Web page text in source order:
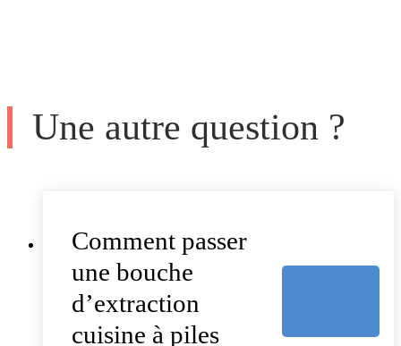
Une autre question ?
Comment passer
une bouche
d’extraction
cuisine à piles